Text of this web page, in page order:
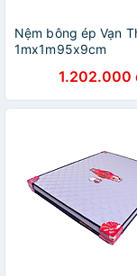
Nệm bông ép Vạn
1mx1m95x9cm
1.202.000